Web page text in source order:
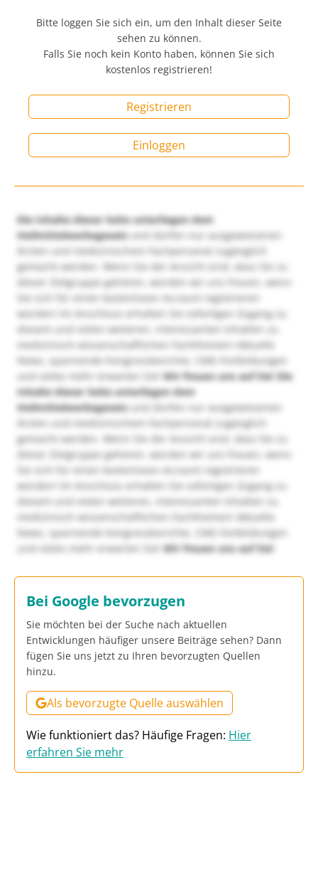
Bitte loggen Sie sich ein, um den Inhalt dieser Seite
sehen zu können.
Falls Sie noch kein Konto haben, können Sie sich
kostenlos registrieren!
Registrieren
Einloggen
Die Inhalte dieser Seite unterliegen dem
Heilmittelwerbegesetzund dürfen nur ausgewiesenen
Ärzten und medizinischem Fachpersonal zugänglich
gemacht werden. Wenn Sie der Ansicht sind, dass Sie zu
dieser Zielgruppe gehören, würden wir uns freuen, wenn
Sie sich für einen kostenlosen Account registrieren
würden! Im Anschluss erhalten Sie sofortigen Zugang zu
diesem und vielen weiteren, interessanten Inhalten zu
medizinisch-wissenschaftlichen Fachthemen! Aktuelle
News, spannende Kongressberichte, CME-Fortbildungen
und vieles mehr erwarten Sie!Wir freuen uns auf Sie! Die
Inhalte dieser Seite unterliegen dem
Heilmittelwerbegesetzund dürfen nur ausgewiesenen
Ärzten und medizinischem Fachpersonal zugänglich
gemacht werden. Wenn Sie der Ansicht sind, dass Sie zu
dieser Zielgruppe gehören, würden wir uns freuen, wenn
Sie sich für einen kostenlosen Account registrieren
würden! Im Anschluss erhalten Sie sofortigen Zugang zu
diesem und vielen weiteren, interessanten Inhalten zu
medizinisch-wissenschaftlichen Fachthemen! Aktuelle
News, spannende Kongressberichte, CME-Fortbildungen
und vieles mehr erwarten Sie!Wir freuen uns auf Sie!
Bei Google bevorzugen
Sie möchten bei der Suche nach aktuellen
Entwicklungen häufiger unsere Beiträge sehen? Dann
fügen Sie uns jetzt zu Ihren bevorzugten Quellen
hinzu.
Als bevorzugte Quelle auswählen
Wie funktioniert das? Häufige Fragen: Hier
erfahren Sie mehr